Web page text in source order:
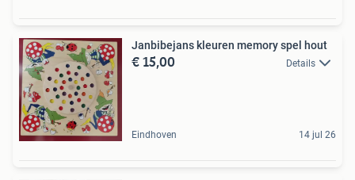
Janbibejans kleuren memory spel hout
€ 15,00 Details
Eindhoven 14 jul 26